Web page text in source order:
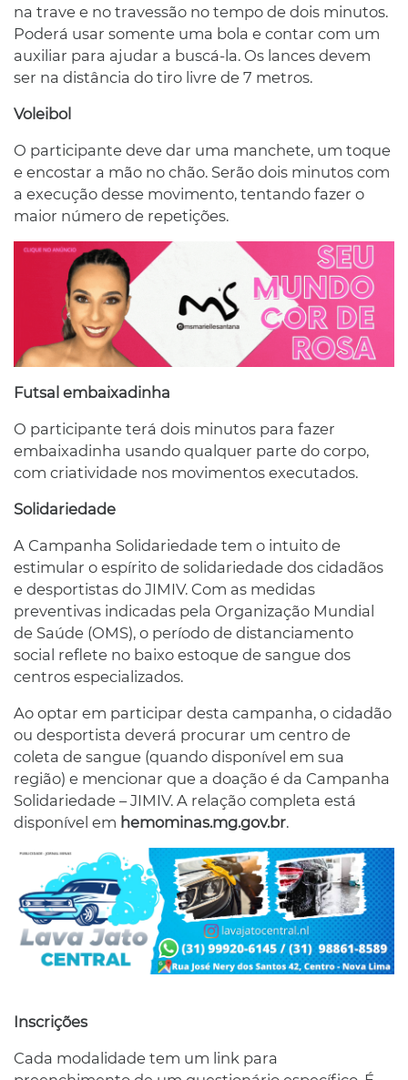
na trave e no travessão no tempo de dois minutos.
Poderá usar somente uma bola e contar com um
auxiliar para ajudar a buscá-la. Os lances devem
ser na distância do tiro livre de 7 metros.
Voleibol
O participante deve dar uma manchete, um toque
e encostar a mão no chão. Serão dois minutos com
a execução desse movimento, tentando fazer o
maior número de repetições.
Futsal embaixadinha
O participante terá dois minutos para fazer
embaixadinha usando qualquer parte do corpo,
com criatividade nos movimentos executados.
Solidariedade
A Campanha Solidariedade tem o intuito de
estimular o espírito de solidariedade dos cidadãos
e desportistas do JIMIV. Com as medidas
preventivas indicadas pela Organização Mundial
de Saúde (OMS), o período de distanciamento
social reflete no baixo estoque de sangue dos
centros especializados.
Ao optar em participar desta campanha, o cidadão
ou desportista deverá procurar um centro de
coleta de sangue (quando disponível em sua
região) e mencionar que a doação é da Campanha
Solidariedade – JIMIV. A relação completa está
disponível em hemominas.mg.gov.br.
Inscrições
Cada modalidade tem um link para